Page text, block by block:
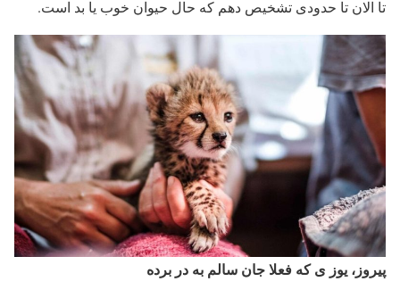
تا الان تا حدودی تشخیص دهم که حال حیوان خوب یا بد است.
پیروز، یوز ی که فعلا جان سالم به در برده